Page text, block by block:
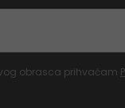
obrasca prihvaćam